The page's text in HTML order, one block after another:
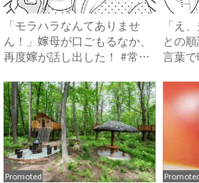
「モラハラなんてありませ
ん！」嫁母が口ごもるなか、
再度嫁が話し出した！ #常識
「え
との
言葉
Promoted